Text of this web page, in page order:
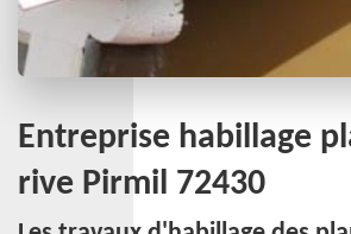
Entreprise habillage
rive Pirmil 72430